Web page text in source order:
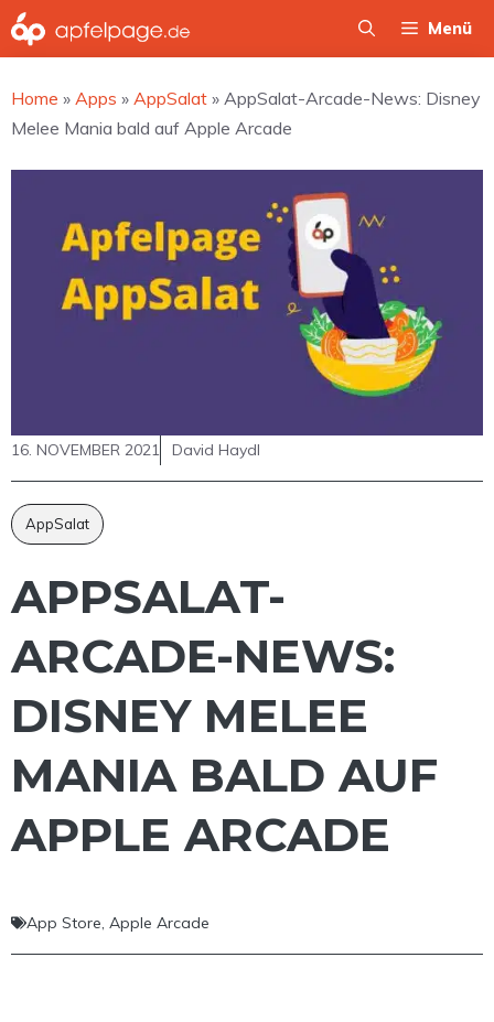
Zum
Inhalt
Menü
Home » Apps » AppSalat » AppSalat-Arcade-News: Disney
Melee Mania bald auf Apple Arcade
16. NOVEMBER 2021 David Haydl
AppSalat
APPSALAT-
ARCADE-NEWS:
DISNEY MELEE
MANIA BALD AUF
APPLE ARCADE
App Store, Apple Arcade